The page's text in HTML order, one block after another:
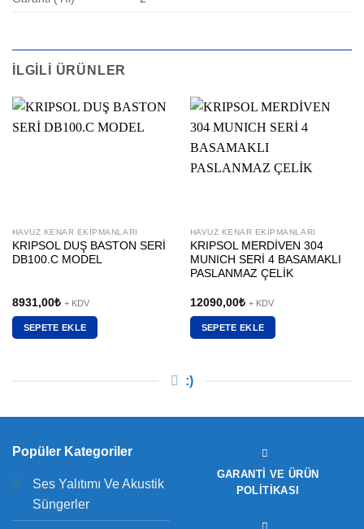
İLGILI ÜRÜNLER
HAVUZ KENAR EKIPMANLARI
KRIPSOL DUŞ BASTON SERİ
DB100.C MODEL
8931,00₺ + KDV
SEPETE EKLE
HAVUZ KENAR EKIPMANLARI
KRIPSOL MERDİVEN 304
MUNICH SERİ 4 BASAMAKLI
PASLANMAZ ÇELİK
12090,00₺ + KDV
SEPETE EKLE
:)
Popüler Kategoriler
Ses Yalıtımı Ve Akustik
Süngerler
GARANTI VE ÜRÜN
POLITIKASI